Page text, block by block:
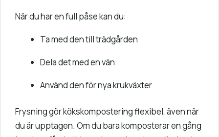
När du har en full påse kan du:
Ta med den till trädgården
Dela det med en vän
Använd den för nya krukväxter
Frysning gör kökskompostering flexibel, även när
du är upptagen. Om du bara komposterar en gång